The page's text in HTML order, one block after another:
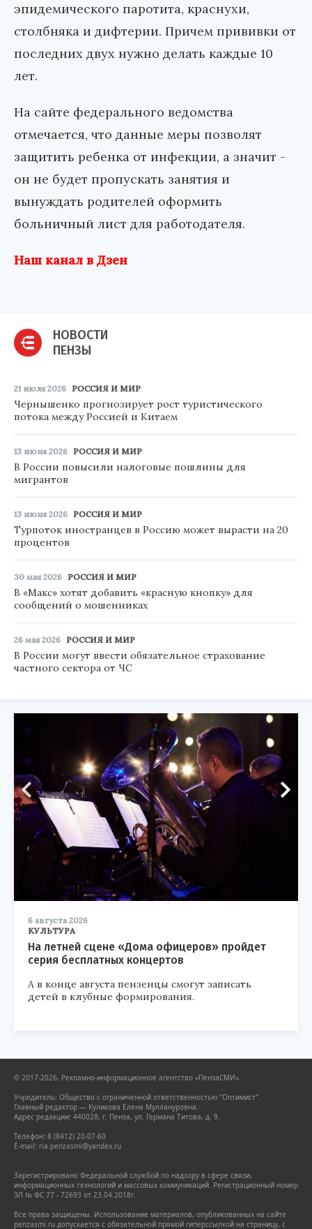
эпидемического паротита, краснухи,
столбняка и дифтерии. Причем прививки от
последних двух нужно делать каждые 10
лет.
На сайте федерального ведомства
отмечается, что данные меры позволят
защитить ребенка от инфекции, а значит -
он не будет пропускать занятия и
вынуждать родителей оформить
больничный лист для работодателя.
Наш канал в Дзен
НОВОСТИ
ПЕНЗЫ
21 июля 2026 РОССИЯ И МИР
Чернышенко прогнозирует рост туристического
потока между Россией и Китаем
13 июня 2026 РОССИЯ И МИР
В России повысили налоговые пошлины для
мигрантов
13 июня 2026 РОССИЯ И МИР
Турпоток иностранцев в Россию может вырасти на 20
процентов
30 мая 2026 РОССИЯ И МИР
В «Макс» хотят добавить «красную кнопку» для
сообщений о мошенниках
26 мая 2026 РОССИЯ И МИР
В России могут ввести обязательное страхование
частного сектора от ЧС
6 августа 2026
КУЛЬТУРА
На летней сцене «Дома офицеров» пройдет
серия бесплатных концертов
А в конце августа пензенцы смогут записать
детей в клубные формирования.
© 2017-2026, Рекламно-информационное агентство «ПензаСМИ».
Учредитель: Общество с ограниченной ответственностью "Оптимист".
Главный редактор — Куликова Елена Муллануровна.
Адрес редакции: 440028, г. Пенза, ул. Германа Титова, д. 9.
Телефон: 8 (8412) 20-07-60
E-mail: ria.penzasmi@yandex.ru
Зарегистрировано Федеральной службой по надзору в сфере связи,
информационных технологий и массовых коммуникаций. Регистрационный номер
ЭЛ № ФС 77 - 72693 от 23.04.2018г.
Все права защищены. Использование материалов, опубликованных на сайте
penzasmi.ru допускается с обязательной прямой гиперссылкой на страницу, с